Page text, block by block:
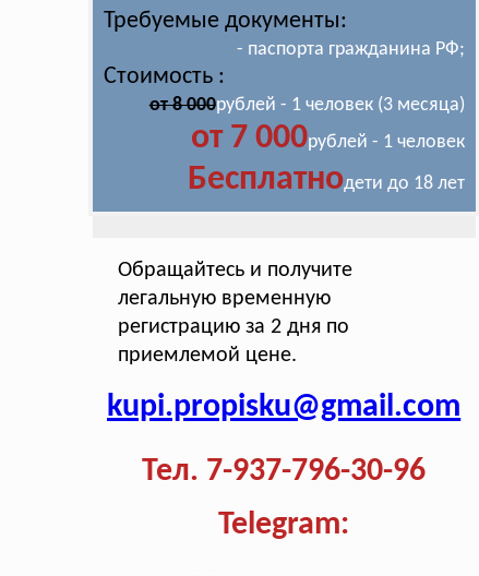
Требуемые документы:
- паспорта гражданина РФ;
Стоимость :
от 8 000рублей - 1 человек (3 месяца)
от 7 000рублей - 1 человек
Бесплатнодети до 18 лет
Обращайтесь и получите
легальную временную
регистрацию за 2 дня по
приемлемой цене.
kupi.propisku@gmail.com
Тел. 7-937-796-30-96
Telegram: